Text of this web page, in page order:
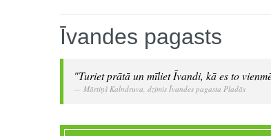
Īvandes pagasts
"Turiet prātā un mīliet Īvandi, kā es to
Mārtiņš Kalndruva, dzimis Īvandes pagasta Pladās